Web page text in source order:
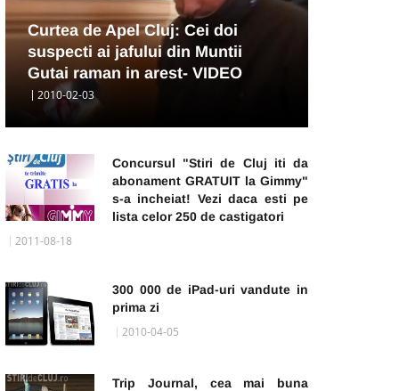
Curtea de Apel Cluj: Cei doi
suspecti ai jafului din Muntii
Gutai raman in arest- VIDEO
2010-02-03
Concursul "Stiri de Cluj iti da
abonament GRATUIT la Gimmy"
s-a incheiat! Vezi daca esti pe
lista celor 250 de castigatori
2011-08-18
300 000 de iPad-uri vandute in
prima zi
2010-04-05
Trip Journal, cea mai buna